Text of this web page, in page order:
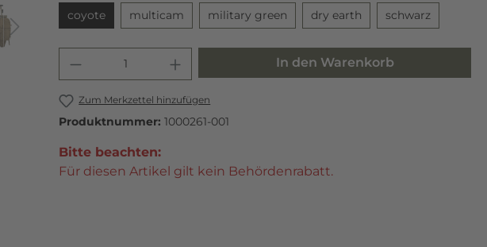
coyote multicam military green dry earth schwarz
In den Warenkorb
Zum Merkzettel hinzufügen
Produktnummer: 1000261-001
Bitte beachten:
Für diesen Artikel gilt kein Behördenrabatt.